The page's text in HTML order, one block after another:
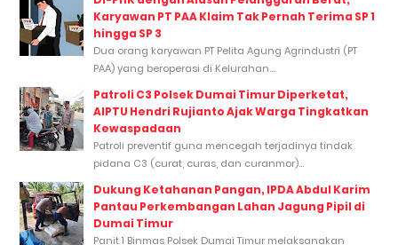
Karyawan PT PAA Klaim Tak Pernah Terima SP 1
hingga SP 3
Dua orang karyawan PT Pelita Agung Agrindustri (PT
PAA) yang beroperasi di Kelurahan...
Patroli C3 Polsek Dumai Timur Diperketat,
AIPTU Hendri Rujianto Ajak Warga Tingkatkan
Kewaspadaan
Patroli preventif guna mencegah terjadinya tindak
pidana C3 (curat, curas, dan curanmor)...
Dukung Ketahanan Pangan, IPDA Abdul Karim
Pantau Perkembangan Lahan Jagung Pipil di
Dumai Timur
Panit 1 Binmas Polsek Dumai Timur melaksanakan